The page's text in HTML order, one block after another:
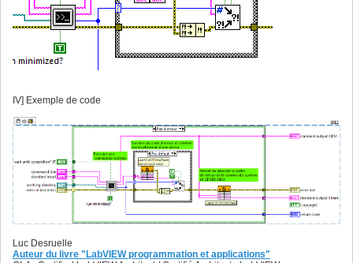
IV] Exemple de code
Luc Desruelle
Auteur du livre "LabVIEW programmation et applications"